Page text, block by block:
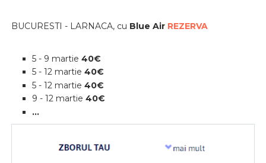
BUCURESTI - LARNACA, cu Blue Air REZERVA
5 - 9 martie 40€
5 - 12 martie 40€
5 - 12 martie 40€
9 - 12 martie 40€
...